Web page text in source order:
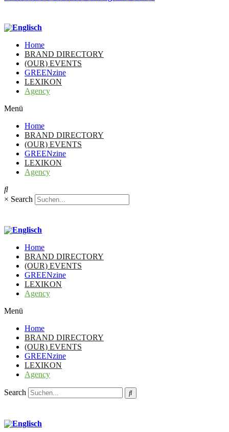
Home
BRAND DIRECTORY
(OUR) EVENTS
GREENzine
LEXIKON
Agency
Menü
Home
BRAND DIRECTORY
(OUR) EVENTS
GREENzine
LEXIKON
Agency
× Search
Home
BRAND DIRECTORY
(OUR) EVENTS
GREENzine
LEXIKON
Agency
Menü
Home
BRAND DIRECTORY
(OUR) EVENTS
GREENzine
LEXIKON
Agency
Search